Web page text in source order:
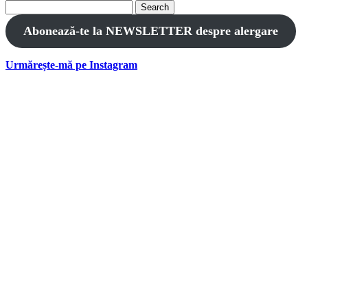
for:
Abonează-te la NEWSLETTER despre alergare
Urmărește-mă pe Instagram